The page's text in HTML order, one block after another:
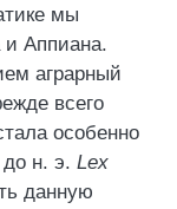
мы
и Аппиана.
аграрный
всего
особенно
н. э. Lex
данную